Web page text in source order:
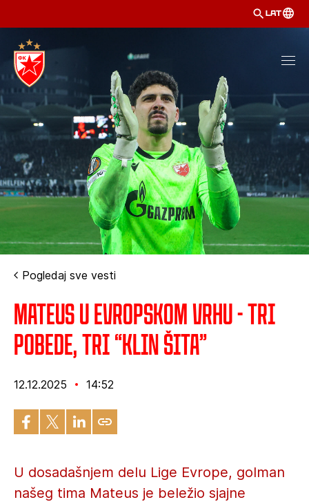
LAT
Pogledaj sve vesti
Mateus u evropskom vrhu - tri
pobede, tri “klin šita”
12.12.2025 14:52
U dosadašnjem delu Lige Evrope, golman
našeg tima Mateus je beležio sjajne